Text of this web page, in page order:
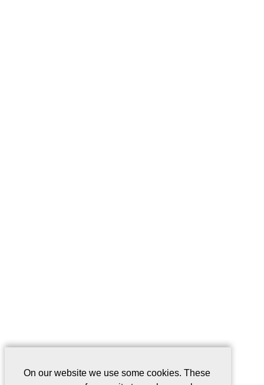
On our website we use some cookies. These